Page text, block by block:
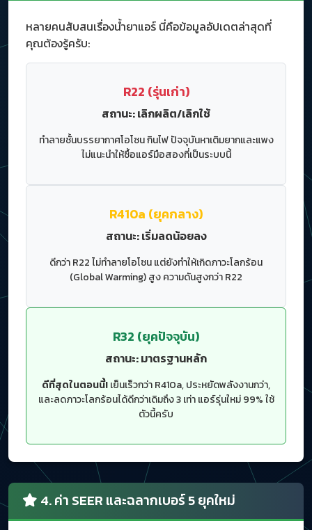
หลายคนสับสนเรื่องน้ำยาแอร์ นี่คือข้อมูลอัปเดตล่าสุดที่
คุณต้องรู้ครับ:
R22 (รุ่นเก่า)
สถานะ: เลิกผลิต/เลิกใช้
ทำลายชั้นบรรยากาศโอโซน กินไฟ ปัจจุบันหาเติมยากและแพง
ไม่แนะนำให้ซื้อแอร์มือสองที่เป็นระบบนี้
R410a (ยุคกลาง)
สถานะ: เริ่มลดน้อยลง
ดีกว่า R22 ไม่ทำลายโอโซน แต่ยังทำให้เกิดภาวะโลกร้อน
(Global Warming) สูง ความดันสูงกว่า R22
R32 (ยุคปัจจุบัน)
สถานะ: มาตรฐานหลัก
ดีที่สุดในตอนนี้!เย็นเร็วกว่า R410a, ประหยัดพลังงานกว่า,
และลดภาวะโลกร้อนได้ดีกว่าเดิมถึง 3 เท่า แอร์รุ่นใหม่ 99% ใช้
ตัวนี้ครับ
4. ค่า SEER และฉลากเบอร์ 5 ยุคใหม่